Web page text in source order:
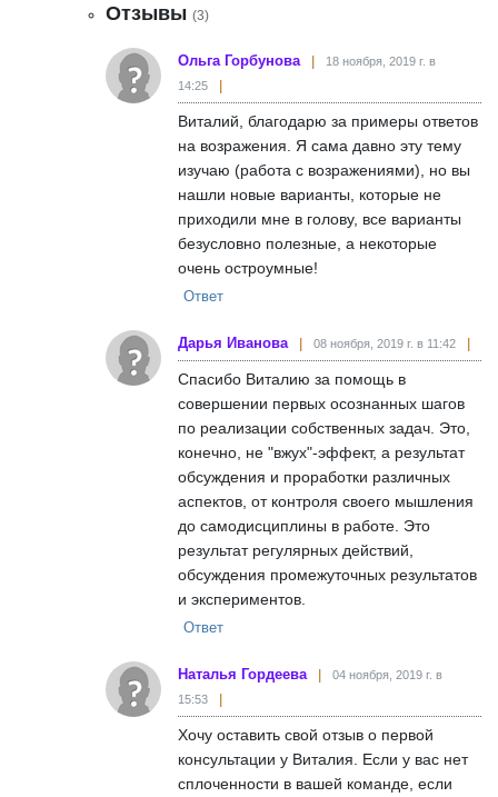
Отзывы (3)
Ольга Горбунова
18 ноября, 2019 г. в
14:25
Виталий, благодарю за примеры ответов
на возражения. Я сама давно эту тему
изучаю (работа с возражениями), но вы
нашли новые варианты, которые не
приходили мне в голову, все варианты
безусловно полезные, а некоторые
очень остроумные!
Ответ
Дарья Иванова 08 ноября, 2019 г. в 11:42
Спасибо Виталию за помощь в
совершении первых осознанных шагов
по реализации собственных задач. Это,
конечно, не "вжух"-эффект, а результат
обсуждения и проработки различных
аспектов, от контроля своего мышления
до самодисциплины в работе. Это
результат регулярных действий,
обсуждения промежуточных результатов
и экспериментов.
Ответ
Наталья Гордеева
04 ноября, 2019 г. в
15:53
Хочу оставить свой отзыв о первой
консультации у Виталия. Если у вас нет
сплоченности в вашей команде, если